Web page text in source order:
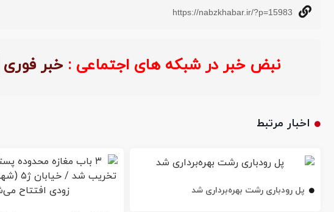
https://nabzkhabar.ir/?p=15983
نبض خبر در شبکه های اجتماعی : خبر فوری
اخبار مرتبط
پل رودباری رشت بهره‌برداری شد